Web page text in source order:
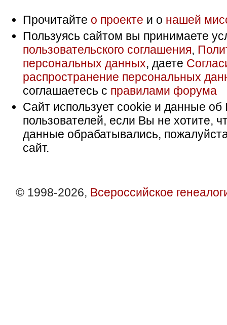
Прочитайте о проекте и о нашей
Пользуясь сайтом вы принимаете
пользовательского соглашения,
персональных данных, даете
распространение персональных
соглашаетесь с правилами форума
Сайт использует cookie и данные об
пользователей, если Вы не хотите,
данные обрабатывались,
сайт.
© 1998-2026, Всероссийское